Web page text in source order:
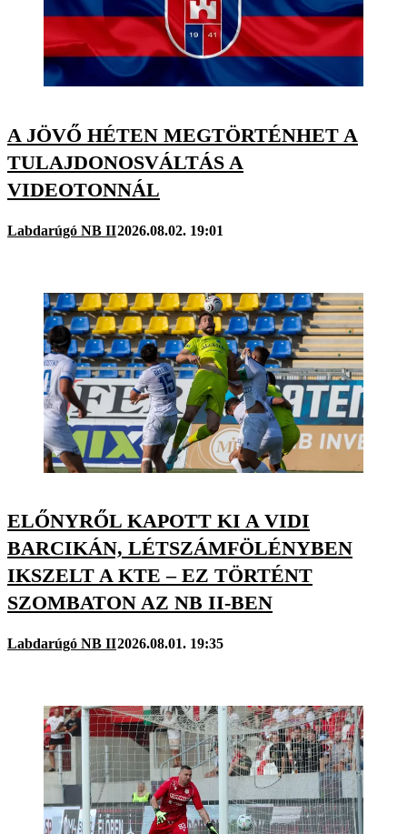
A JÖVŐ HÉTEN MEGTÖRTÉNHET A
TULAJDONOSVÁLTÁS A
VIDEOTONNÁL
Labdarúgó NB II2026.08.02. 19:01
ELŐNYRŐL KAPOTT KI A VIDI
BARCIKÁN, LÉTSZÁMFÖLÉNYBEN
IKSZELT A KTE – EZ TÖRTÉNT
SZOMBATON AZ NB II-BEN
Labdarúgó NB II2026.08.01. 19:35